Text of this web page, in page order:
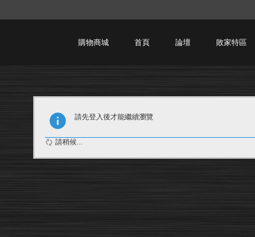
購物商城 首頁 論壇 敗家特區
請先登入後才能繼續瀏覽
請稍候...